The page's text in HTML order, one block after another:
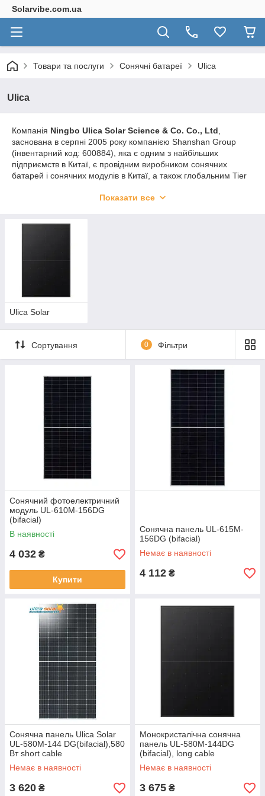
Solarvibe.com.ua
Товари та послуги Сонячні батареї Ulica
Ulica
Компанія Ningbo Ulica Solar Science & Co. Co., Ltd
заснована в серпні 2005 року компанією Shanshan Group
(інвентарний код: 600884), яка є одним з найбільших
підприємств в Китаї, є провідним виробником сонячних
батарей і сонячних модулів в Китаї, а також глобальним Tier
Energy Finance в 1 кварталі 2020 року.
полікристалічних, від 5BB до 12BB і Half-Cut 9BB, від срібної
завод і очікувана потужність 1 ГВт в 2021 році.
Показати все
Ulica Solar
Сортування 0 Фільтри
Сонячний фотоелектричний
модуль UL-610M-156DG
(bifacial)
В наявності
4 032 ₴
Купити
Сонячна панель UL-615M-
156DG (bifacial)
Немає в наявності
4 112 ₴
Сонячна панель Ulica Solar
UL-580M-144 DG(bifacial),580
Вт short cable
Немає в наявності
3 620 ₴
Монокристалічна сонячна
панель UL-580M-144DG
(bifacial), long cable
Немає в наявності
3 675 ₴